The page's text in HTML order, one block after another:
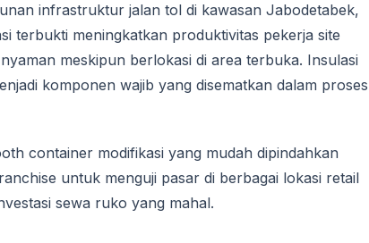
infrastruktur jalan tol di kawasan Jabodetabek,
terbukti meningkatkan produktivitas pekerja site
meskipun berlokasi di area terbuka. Insulasi
komponen wajib yang disematkan dalam proses
container modifikasi yang mudah dipindahkan
untuk menguji pasar di berbagai lokasi retail
sewa ruko yang mahal.